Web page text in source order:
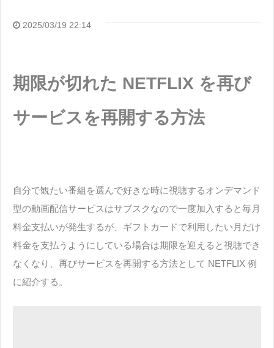
2025/03/19 22:14
期限が切れた NETFLIX を再び
サービスを再開する方法
自分で観たい番組を選んで好きな時に視聴するオンデマンド
型の動画配信サービスはサブスクなので一度加入すると毎月
料金支払いが発生するが、ギフトカードで利用したい月だけ
料金を支払うようにしている場合は期限を迎えると視聴でき
なくなり、再びサービスを再開する方法として NETFLIX 例
に紹介する。